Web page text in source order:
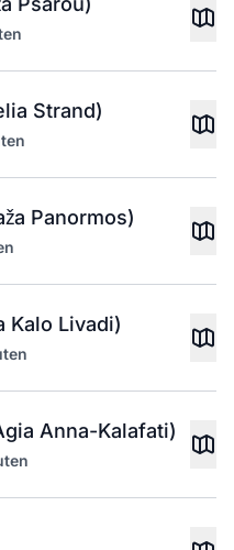
Strand)
Panormos)
Kalo Livadi)
Anna-Kalafati)